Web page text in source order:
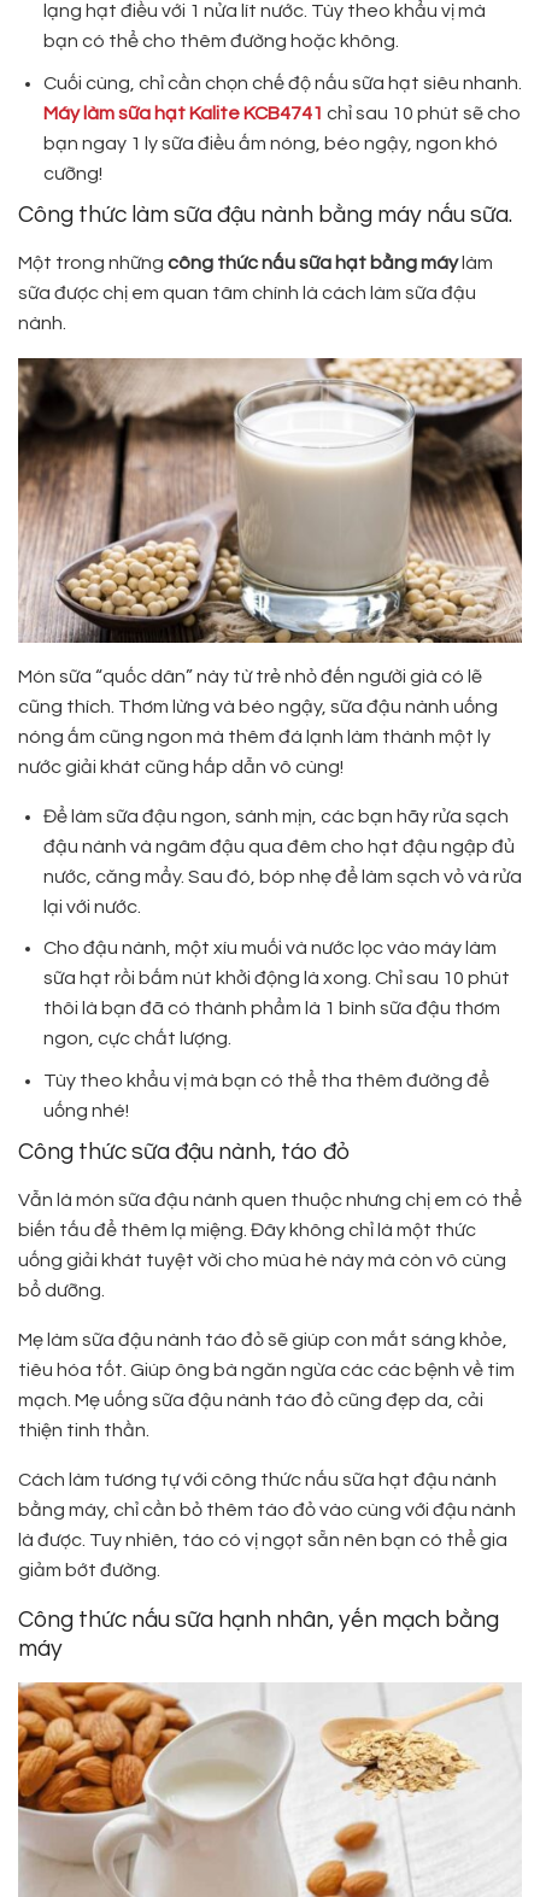
lạng hạt điều với 1 nửa lít nước. Tùy theo khẩu vị mà
bạn có thể cho thêm đường hoặc không.
Cuối cùng, chỉ cần chọn chế độ nấu sữa hạt siêu nhanh.
Máy làm sữa hạt Kalite KCB4741 chỉ sau 10 phút sẽ cho
bạn ngay 1 ly sữa điều ấm nóng, béo ngậy, ngon khó
cưỡng!
Công thức làm sữa đậu nành bằng máy nấu sữa.
Một trong những công thức nấu sữa hạt bằng máylàm
sữa được chị em quan tâm chính là cách làm sữa đậu
nành.
Món sữa “quốc dân” này từ trẻ nhỏ đến người già có lẽ
cũng thích. Thơm lừng và béo ngậy, sữa đậu nành uống
nóng ấm cũng ngon mà thêm đá lạnh làm thành một ly
nước giải khát cũng hấp dẫn vô cùng!
Để làm sữa đậu ngon, sánh mịn, các bạn hãy rửa sạch
đậu nành và ngâm đậu qua đêm cho hạt đậu ngập đủ
nước, căng mẩy. Sau đó, bóp nhẹ để làm sạch vỏ và rửa
lại với nước.
Cho đậu nành, một xíu muối và nước lọc vào máy làm
sữa hạt rồi bấm nút khởi động là xong. Chỉ sau 10 phút
thôi là bạn đã có thành phẩm là 1 bình sữa đậu thơm
ngon, cực chất lượng.
Tùy theo khẩu vị mà bạn có thể tha thêm đường để
uống nhé!
Công thức sữa đậu nành, táo đỏ
Vẫn là món sữa đậu nành quen thuộc nhưng chị em có thể
biến tấu để thêm lạ miệng. Đây không chỉ là một thức
uống giải khát tuyệt vời cho mùa hè này mà còn vô cùng
bổ dưỡng.
Mẹ làm sữa đậu nành táo đỏ sẽ giúp con mắt sáng khỏe,
tiêu hóa tốt. Giúp ông bà ngăn ngừa các các bệnh về tim
mạch. Mẹ uống sữa đậu nành táo đỏ cũng đẹp da, cải
thiện tinh thần.
Cách làm tương tự với công thức nấu sữa hạt đậu nành
bằng máy, chỉ cần bỏ thêm táo đỏ vào cùng với đậu nành
là được. Tuy nhiên, táo có vị ngọt sẵn nên bạn có thể gia
giảm bớt đường.
Công thức nấu sữa hạnh nhân, yến mạch bằng
máy